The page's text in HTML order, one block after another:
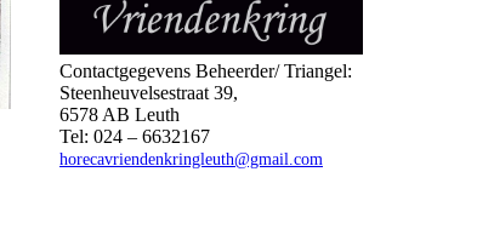
Contactgegevens Beheerder/ Triangel:
Steenheuvelsestraat 39,
6578 AB Leuth
Tel: 024 – 6632167
horecavriendenkringleuth@gmail.com